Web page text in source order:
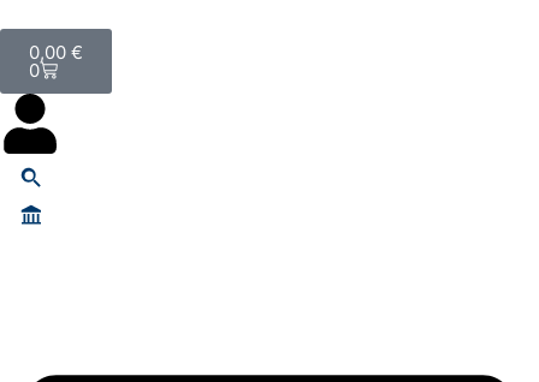
0,00 €
0